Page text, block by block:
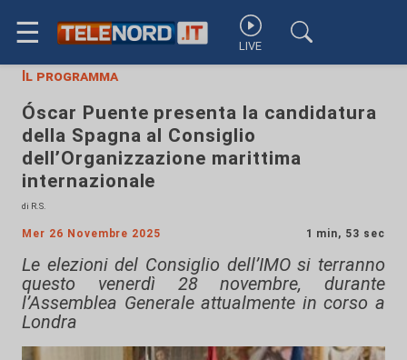
☰ LIVE
Il programma
Óscar Puente presenta la candidatura
della Spagna al Consiglio
dell’Organizzazione marittima
internazionale
di R.S.
Mer 26 Novembre 2025 1 min, 53 sec
Le elezioni del Consiglio dell’IMO si terranno
questo venerdì 28 novembre, durante
l’Assemblea Generale attualmente in corso a
Londra